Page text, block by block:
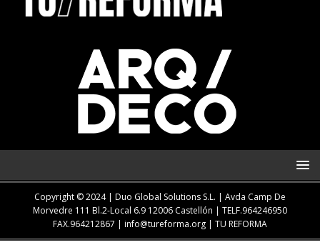
Copyright © 2024 | Duo Global Solutions S.L. | Avda Camp De
Morvedre 111 Bl.2-Local 6.9 12006 Castellón | TELF.964246950
FAX.964212867 | info@tureforma.org | TU REFORMA